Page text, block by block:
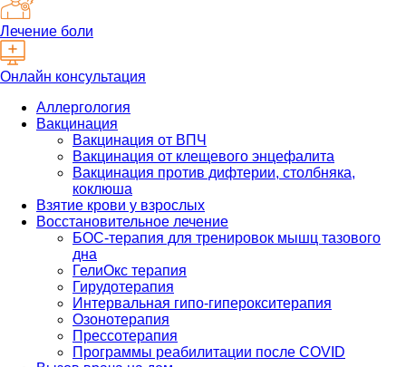
Лечение боли
Онлайн консультация
Аллергология
Вакцинация
Вакцинация от ВПЧ
Вакцинация от клещевого энцефалита
Вакцинация против дифтерии, столбняка,
коклюша
Взятие крови у взрослых
Восстановительное лечение
БОС-терапия для тренировок мышц тазового
дна
ГелиОкс терапия
Гирудотерапия
Интервальная гипо-гиперокситерапия
Озонотерапия
Прессотерапия
Программы реабилитации после СOVID